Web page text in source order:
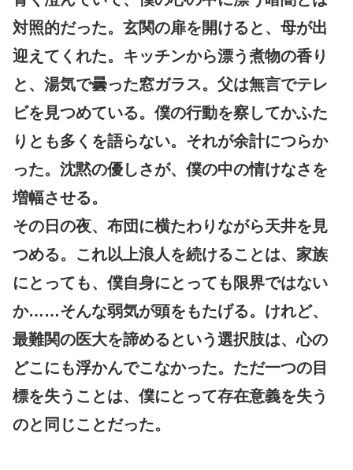
対照的だった。玄関の扉を開けると、母が出
迎えてくれた。キッチンから漂う煮物の香り
と、湯気で曇った窓ガラス。父は無言でテレ
ビを見つめている。僕の行動を察してかふた
りとも多くを語らない。それが余計につらか
った。沈黙の優しさが、僕の中の情けなさを
増幅させる。
その日の夜、布団に横たわりながら天井を見
つめる。これ以上浪人を続けることは、家族
にとっても、僕自身にとっても限界ではない
か……そんな弱気が頭をもたげる。けれど、
最難関の医大を諦めるという選択肢は、心の
どこにも浮かんでこなかった。ただ一つの目
標を失うことは、僕にとって存在意義を失う
のと同じことだった。